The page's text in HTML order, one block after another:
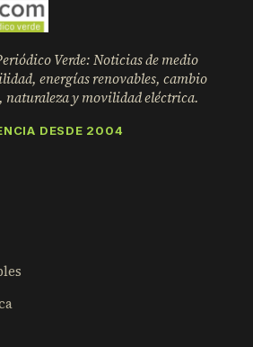
Verde: Noticias de medio
energías renovables, cambio
y movilidad eléctrica.
DESDE 2004